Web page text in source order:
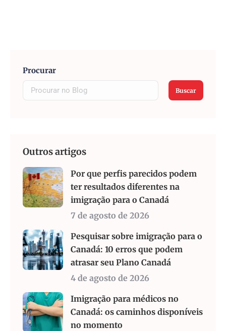
Procurar
Buscar
Outros artigos
Por que perfis parecidos podem
ter resultados diferentes na
imigração para o Canadá
7 de agosto de 2026
Pesquisar sobre imigração para o
Canadá: 10 erros que podem
atrasar seu Plano Canadá
4 de agosto de 2026
Imigração para médicos no
Canadá: os caminhos disponíveis
no momento